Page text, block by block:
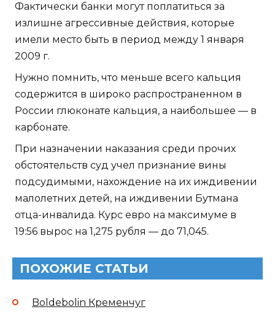
Фактически банки могут поплатиться за
излишне агрессивные действия, которые
имели место быть в период между 1 января
2009 г.
Нужно помнить, что меньше всего кальция
содержится в широко распространенном в
России глюконате кальция, а наибольшее — в
карбонате.
При назначении наказания среди прочих
обстоятельств суд учел признание вины
подсудимыми, нахождение на их иждивении
малолетних детей, на иждивении Бутмана
отца-инвалида. Курс евро на максимуме в
19:56 вырос на 1,275 рубля — до 71,045.
ПОХОЖИЕ СТАТЬИ
Boldebolin Кременчуг